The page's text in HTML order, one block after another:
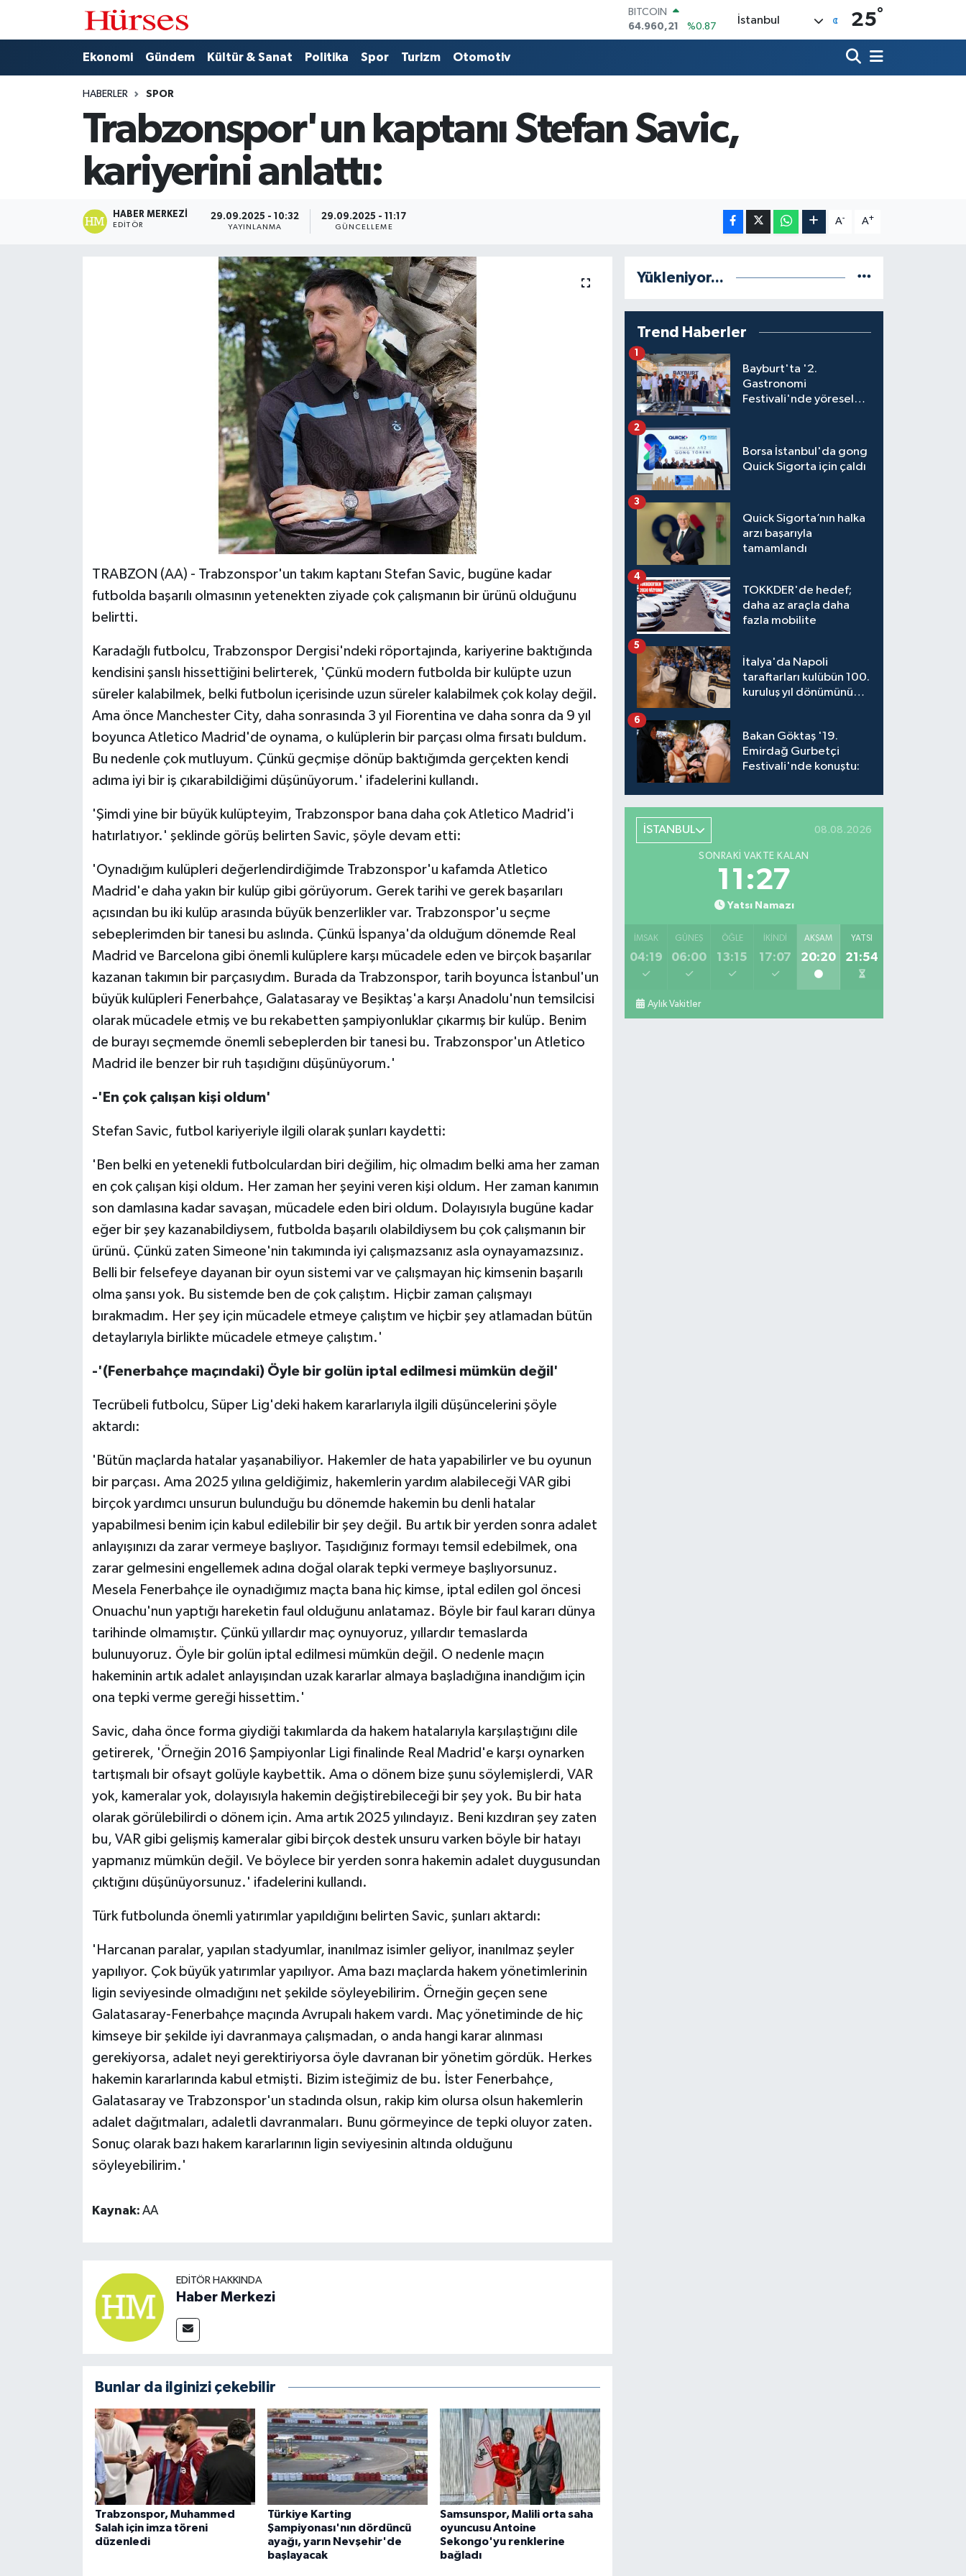
DOLAR
47,7436
%0.18
EURO
6648.99
%2.59
BİST100
13.773
%-19
İstanbul 25°
Ekonomi Gündem Kültür & Sanat Politika Spor Turizm Otomotiv
HABERLER SPOR
Trabzonspor'un kaptanı Stefan Savic,
kariyerini anlattı:
HABER MERKEZI
EDITÖR
29.09.2025 - 10:32
YAYINLANMA
29.09.2025 - 11:17
GÜNCELLEME
A- A+
TRABZON (AA) - Trabzonspor'un takım kaptanı Stefan Savic, bugüne kadar
futbolda başarılı olmasının yetenekten ziyade çok çalışmanın bir ürünü olduğunu
belirtti.
Karadağlı futbolcu, Trabzonspor Dergisi'ndeki röportajında, kariyerine baktığında
kendisini şanslı hissettiğini belirterek, 'Çünkü modern futbolda bir kulüpte uzun
süreler kalabilmek, belki futbolun içerisinde uzun süreler kalabilmek çok kolay değil.
Ama önce Manchester City, daha sonrasında 3 yıl Fiorentina ve daha sonra da 9 yıl
boyunca Atletico Madrid'de oynama, o kulüplerin bir parçası olma fırsatı buldum.
Bu nedenle çok mutluyum. Çünkü geçmişe dönüp baktığımda gerçekten kendi
adıma iyi bir iş çıkarabildiğimi düşünüyorum.' ifadelerini kullandı.
'Şimdi yine bir büyük kulüpteyim, Trabzonspor bana daha çok Atletico Madrid'i
hatırlatıyor.' şeklinde görüş belirten Savic, şöyle devam etti:
'Oynadığım kulüpleri değerlendirdiğimde Trabzonspor'u kafamda Atletico
Madrid'e daha yakın bir kulüp gibi görüyorum. Gerek tarihi ve gerek başarıları
açısından bu iki kulüp arasında büyük benzerlikler var. Trabzonspor'u seçme
sebeplerimden bir tanesi bu aslında. Çünkü İspanya'da olduğum dönemde Real
Madrid ve Barcelona gibi önemli kulüplere karşı mücadele eden ve birçok başarılar
kazanan takımın bir parçasıydım. Burada da Trabzonspor, tarih boyunca İstanbul'un
büyük kulüpleri Fenerbahçe, Galatasaray ve Beşiktaş'a karşı Anadolu'nun temsilcisi
olarak mücadele etmiş ve bu rekabetten şampiyonluklar çıkarmış bir kulüp. Benim
de burayı seçmemde önemli sebeplerden bir tanesi bu. Trabzonspor'un Atletico
Madrid ile benzer bir ruh taşıdığını düşünüyorum.'
-'En çok çalışan kişi oldum'
Stefan Savic, futbol kariyeriyle ilgili olarak şunları kaydetti:
'Ben belki en yetenekli futbolculardan biri değilim, hiç olmadım belki ama her zaman
en çok çalışan kişi oldum. Her zaman her şeyini veren kişi oldum. Her zaman kanımın
son damlasına kadar savaşan, mücadele eden biri oldum. Dolayısıyla bugüne kadar
eğer bir şey kazanabildiysem, futbolda başarılı olabildiysem bu çok çalışmanın bir
ürünü. Çünkü zaten Simeone'nin takımında iyi çalışmazsanız asla oynayamazsınız.
Belli bir felsefeye dayanan bir oyun sistemi var ve çalışmayan hiç kimsenin başarılı
olma şansı yok. Bu sistemde ben de çok çalıştım. Hiçbir zaman çalışmayı
bırakmadım. Her şey için mücadele etmeye çalıştım ve hiçbir şey atlamadan bütün
detaylarıyla birlikte mücadele etmeye çalıştım.'
-'(Fenerbahçe maçındaki) Öyle bir golün iptal edilmesi mümkün değil'
Tecrübeli futbolcu, Süper Lig'deki hakem kararlarıyla ilgili düşüncelerini şöyle
aktardı:
'Bütün maçlarda hatalar yaşanabiliyor. Hakemler de hata yapabilirler ve bu oyunun
bir parçası. Ama 2025 yılına geldiğimiz, hakemlerin yardım alabileceği VAR gibi
birçok yardımcı unsurun bulunduğu bu dönemde hakemin bu denli hatalar
yapabilmesi benim için kabul edilebilir bir şey değil. Bu artık bir yerden sonra adalet
anlayışınızı da zarar vermeye başlıyor. Taşıdığınız formayı temsil edebilmek, ona
zarar gelmesini engellemek adına doğal olarak tepki vermeye başlıyorsunuz.
Mesela Fenerbahçe ile oynadığımız maçta bana hiç kimse, iptal edilen gol öncesi
Onuachu'nun yaptığı hareketin faul olduğunu anlatamaz. Böyle bir faul kararı dünya
tarihinde olmamıştır. Çünkü yıllardır maç oynuyoruz, yıllardır temaslarda
bulunuyoruz. Öyle bir golün iptal edilmesi mümkün değil. O nedenle maçın
hakeminin artık adalet anlayışından uzak kararlar almaya başladığına inandığım için
ona tepki verme gereği hissettim.'
Savic, daha önce forma giydiği takımlarda da hakem hatalarıyla karşılaştığını dile
getirerek, 'Örneğin 2016 Şampiyonlar Ligi finalinde Real Madrid'e karşı oynarken
tartışmalı bir ofsayt golüyle kaybettik. Ama o dönem bize şunu söylemişlerdi, VAR
yok, kameralar yok, dolayısıyla hakemin değiştirebileceği bir şey yok. Bu bir hata
olarak görülebilirdi o dönem için. Ama artık 2025 yılındayız. Beni kızdıran şey zaten
bu, VAR gibi gelişmiş kameralar gibi birçok destek unsuru varken böyle bir hatayı
yapmanız mümkün değil. Ve böylece bir yerden sonra hakemin adalet duygusundan
çıktığını düşünüyorsunuz.' ifadelerini kullandı.
Türk futbolunda önemli yatırımlar yapıldığını belirten Savic, şunları aktardı:
'Harcanan paralar, yapılan stadyumlar, inanılmaz isimler geliyor, inanılmaz şeyler
yapılıyor. Çok büyük yatırımlar yapılıyor. Ama bazı maçlarda hakem yönetimlerinin
ligin seviyesinde olmadığını net şekilde söyleyebilirim. Örneğin geçen sene
Galatasaray-Fenerbahçe maçında Avrupalı hakem vardı. Maç yönetiminde de hiç
kimseye bir şekilde iyi davranmaya çalışmadan, o anda hangi karar alınması
gerekiyorsa, adalet neyi gerektiriyorsa öyle davranan bir yönetim gördük. Herkes
hakemin kararlarında kabul etmişti. Bizim isteğimiz de bu. İster Fenerbahçe,
Galatasaray ve Trabzonspor'un stadında olsun, rakip kim olursa olsun hakemlerin
adalet dağıtmaları, adaletli davranmaları. Bunu görmeyince de tepki oluyor zaten.
Sonuç olarak bazı hakem kararlarının ligin seviyesinin altında olduğunu
söyleyebilirim.'​​​​​​​
Kaynak: AA
EDITÖR HAKKINDA
Haber Merkezi
Bunlar da ilginizi çekebilir
Trabzonspor, Muhammed
Salah için imza töreni
düzenledi
Türkiye Karting
Şampiyonası'nın dördüncü
ayağı, yarın Nevşehir'de
başlayacak
Samsunspor, Malili orta saha
oyuncusu Antoine
Sekongo'yu renklerine
bağladı
Yükleniyor...
Trend Haberler
Bayburt'ta '2.
Gastronomi
Festivali'nde yöresel
1
Borsa İstanbul'da gong
Quick Sigorta için çaldı
2
Quick Sigorta’nın halka
arzı başarıyla
tamamlandı
3
TOKKDER'de hedef;
daha az araçla daha
fazla mobilite
4
İtalya'da Napoli
taraftarları kulübün 100.
kuruluş yıl dönümünü
5
Bakan Göktaş '19.
Emirdağ Gurbetçi
Festivali'nde konuştu:
6
İSTANBUL 08.08.2026
SONRAKI VAKTE KALAN
11:26
Yatsı Namazı
İMSAK
04:19
GÜNEŞ
06:00
ÖĞLE
13:15
İKINDI
17:07
AKŞAM
20:20
YATSI
21:54
Aylık Vakitler
Ekonomi
Gündem
Kültür & Sanat
Hava Durumu
Trafik Durumu
Süper Lig Puan Durumu ve Fikstür
Tüm Manşetler
Haber Arşivi